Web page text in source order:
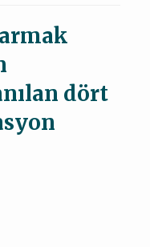
dört